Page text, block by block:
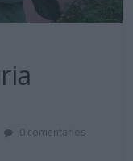
0 comentarios